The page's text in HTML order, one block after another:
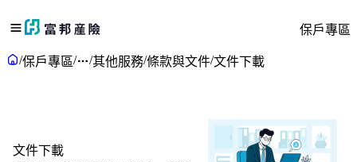
保戶專區
/保戶專區/ /其他服務/條款與文件/文件下載
文件下載